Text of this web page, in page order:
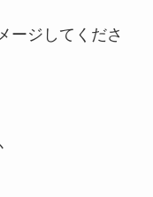
ージしてくださ